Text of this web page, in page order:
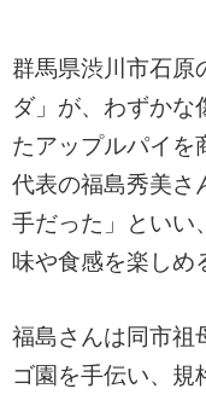
群馬県渋川市石
ダ」が、わずかな
たアップルパイを
代表の福島秀美さ
手だった」といい
味や食感を楽しめ
福島さんは同市祖
ゴ園を手伝い、規